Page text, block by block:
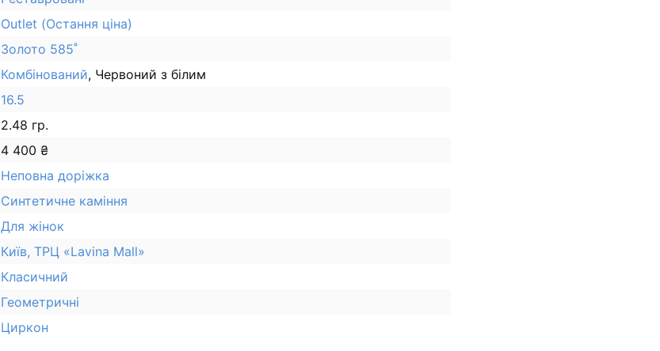
Outlet (Остання ціна)
Золото 585˚
Комбінований, Червоний з білим
16.5
2.48 гр.
4 400 ₴
Неповна доріжка
Синтетичне каміння
Для жінок
Київ, ТРЦ «Lavina Mall»
Класичний
Геометричні
Циркон